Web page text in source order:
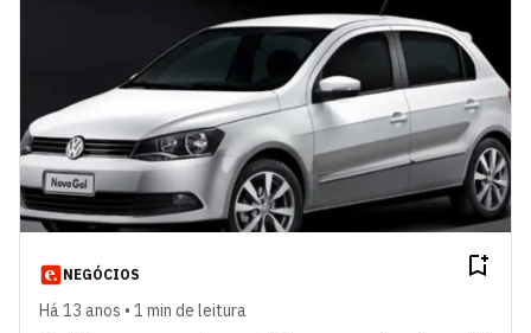
NEGÓCIOS
Há 13 anos • 1 min de leitura